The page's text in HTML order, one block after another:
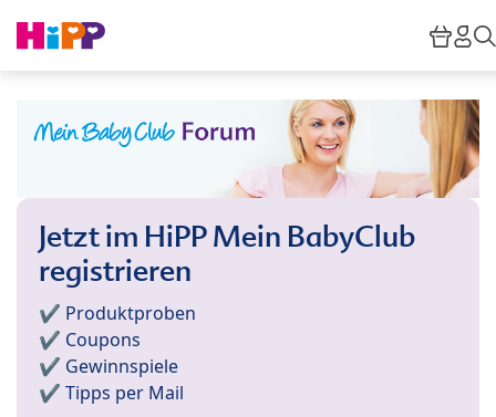
Jetzt im HiPP Mein BabyClub
registrieren
✔️ Produktproben
✔️ Coupons
✔️ Gewinnspiele
✔️ Tipps per Mail